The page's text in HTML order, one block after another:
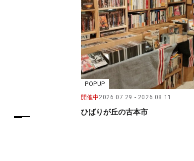
POPUP
開催中2026.07.29 2026.08.11
ひばりが丘の古本市